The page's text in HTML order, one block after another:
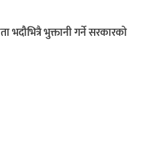
भदौभित्रै भुक्तानी गर्ने सरकारको